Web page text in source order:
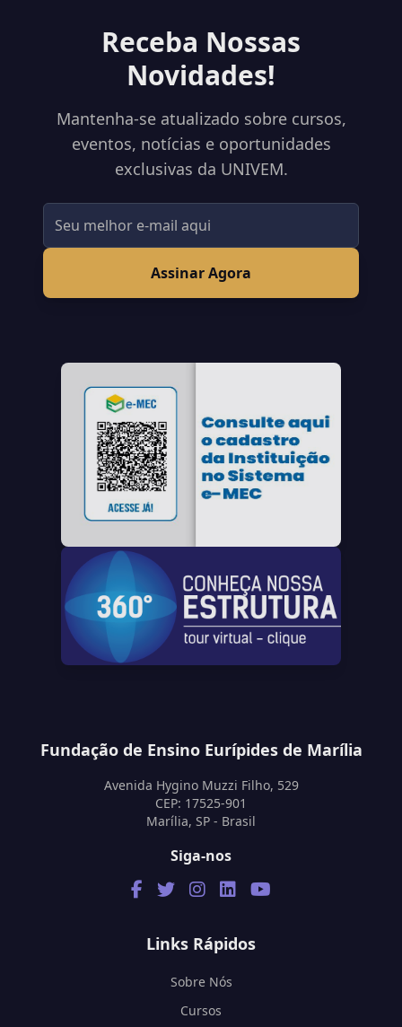
Receba Nossas
Novidades!
Mantenha-se atualizado sobre cursos,
eventos, notícias e oportunidades
exclusivas da UNIVEM.
Assinar Agora
Fundação de Ensino Eurípides de Marília
Avenida Hygino Muzzi Filho, 529
CEP: 17525-901
Marília, SP - Brasil
Siga-nos
Links Rápidos
Sobre Nós
Cursos